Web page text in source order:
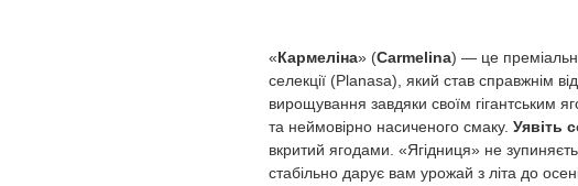
«Кармеліна» (Carmelina) — це
селекції (Planasa), який став справжнім
вирощування завдяки своїм гігантським
та неймовірно насиченого смаку. Уявіть
вкритий ягодами. «Ягідниця» не
стабільно дарує вам урожай з літа до